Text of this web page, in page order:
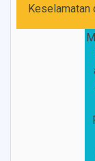
Keselamatan